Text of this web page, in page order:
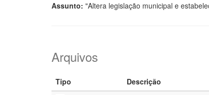
Assunto: "Altera legislação municipal e
Arquivos
Tipo Descrição